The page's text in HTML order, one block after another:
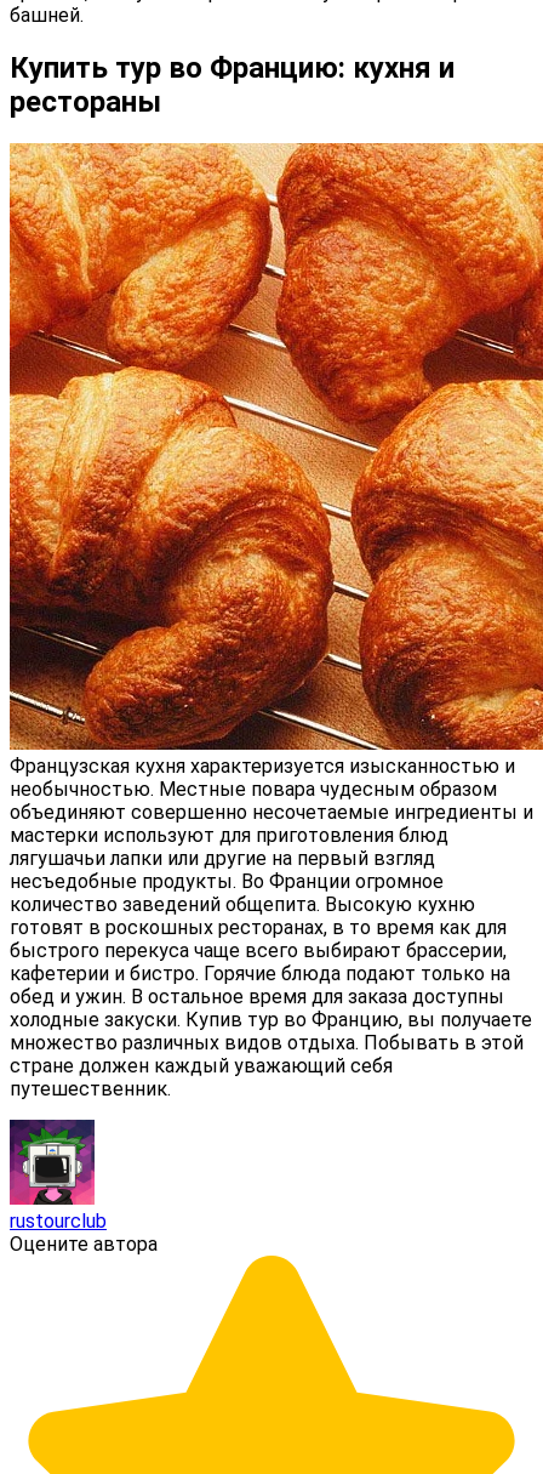
башней.
Купить тур во Францию: кухня и
рестораны
Французская кухня характеризуется изысканностью и
необычностью. Местные повара чудесным образом
объединяют совершенно несочетаемые ингредиенты и
мастерки используют для приготовления блюд
лягушачьи лапки или другие на первый взгляд
несъедобные продукты. Во Франции огромное
количество заведений общепита. Высокую кухню
готовят в роскошных ресторанах, в то время как для
быстрого перекуса чаще всего выбирают брассерии,
кафетерии и бистро. Горячие блюда подают только на
обед и ужин. В остальное время для заказа доступны
холодные закуски. Купив тур во Францию, вы получаете
множество различных видов отдыха. Побывать в этой
стране должен каждый уважающий себя
путешественник.
rustourclub
Оцените автора